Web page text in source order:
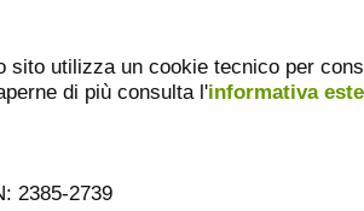
sito utilizza un cookie tecnico per
di più consulta l'informativa
2385-2739